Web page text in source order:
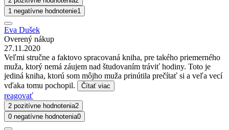
1 negatívne hodnotenie1
Eva Dušek
Overený nákup
27.11.2020
Veľmi stručne a faktovo spracovaná kniha, pre takého priemerného
muža, ktorý nemá záujem nad študovaním tráviť hodiny. Toto je
jediná kniha, ktorú som môjho muža prinútila prečítať si a veľa vecí
vďaka tomu pochopil.
Čítať viac
reagovať
2 pozitívne hodnotenia2
0 negatívne hodnotenia0